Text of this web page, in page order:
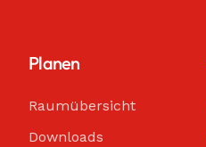
Planen
Raumübersicht
Downloads